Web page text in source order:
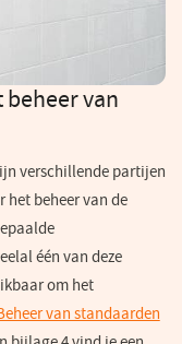
van
verschillende partijen
het beheer van de
één van deze
om het
van standaarden